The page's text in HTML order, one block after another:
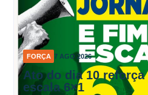
FORÇA 7 AGO 2026
Ato do dia 10
escala 6×1